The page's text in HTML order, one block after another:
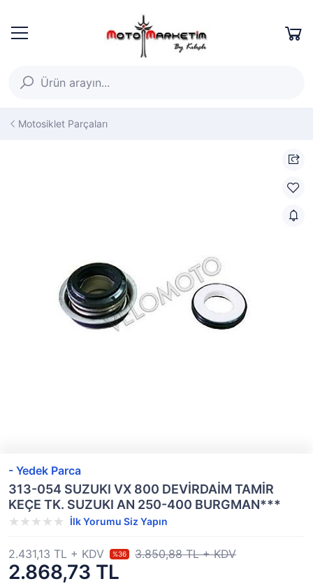
Motosiklet Parçaları
- Yedek Parca
313-054 SUZUKI VX 800 DEVİRDAİM TAMİR
KEÇE TK. SUZUKI AN 250-400 BURGMAN***
İlk Yorumu Siz Yapın
2.868,73 TL
2.431,13 TL + KDV %36 3.850,88 TL + KDV